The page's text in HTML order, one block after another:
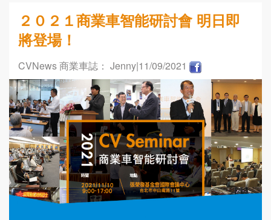
２０２１商業車智能研討會 明日即
將登場！
CVNews 商業車誌： Jenny|11/09/2021